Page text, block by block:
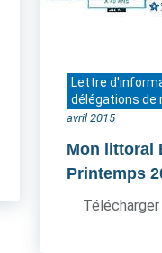
Lettre
délégations de
avril 2015
Mon littoral
Printemps